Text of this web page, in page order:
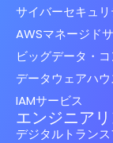
サイバーセキュリ
AWSマネージド
ビッグデータ・
データウェアハウ
IAMサービス
エンジニア
デジタルトラン